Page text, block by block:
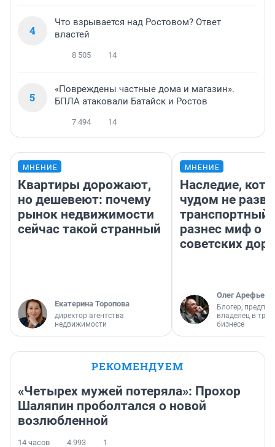
4
Что взрывается над Ростовом? Ответ
властей
8 505 14
5
«Повреждены частные дома и магазин».
БПЛА атаковали Батайск и Ростов
7 494 14
МНЕНИЕ
Квартиры дорожают,
но дешевеют: почему
рынок недвижимости
сейчас такой странный
Екатерина Торопова
директор агентства
недвижимости
МНЕНИЕ
Наследие,
чудом не
транспортный
разнес миф о
советских
Олег Арефьев
Блогер,
владелец в
бизнесе
РЕКОМЕНДУЕМ
«Четырех мужей потеряла»: Прохор
Шаляпин проболтался о новой
возлюбленной
14 часов 4 993 1